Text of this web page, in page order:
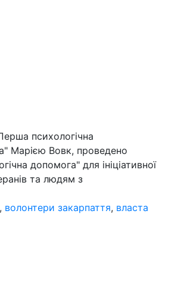
психологічна
Марією Вовк, проведено
допомога" для ініціативної
та людям з
, волонтери закарпаття, власта